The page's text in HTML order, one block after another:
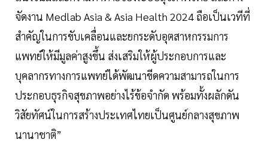
จัดงาน Medlab Asia & Asia Health 2024 ถือเป็นเวทีที่
สำคัญในการขับเคลื่อนและยกระดับอุตสาหกรรมการ
แพทย์ให้มีมูลค่าสูงขึ้น ส่งเสริมให้ผู้ประกอบการและ
บุคลากรทางการแพทย์ได้พัฒนาขีดความสามารถในการ
ประกอบธุรกิจสุขภาพอย่างไร้ข้อจำกัด พร้อมทั้งผลักดัน
วิสัยทัศน์ในการสร้างประเทศไทยเป็นศูนย์กลางสุขภาพ
นานาชาติ”